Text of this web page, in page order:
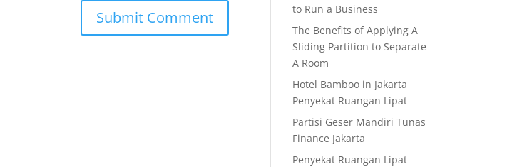
to Run a Business
The Benefits of Applying A
Sliding Partition to Separate
A Room
Hotel Bamboo in Jakarta
Penyekat Ruangan Lipat
Partisi Geser Mandiri Tunas
Finance Jakarta
Penyekat Ruangan Lipat